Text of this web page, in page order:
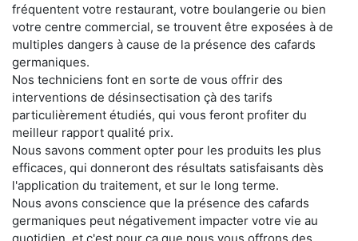
fréquentent votre restaurant, votre boulangerie ou bien
votre centre commercial, se trouvent être exposées à de
multiples dangers à cause de la présence des cafards
germaniques.
Nos techniciens font en sorte de vous offrir des
interventions de désinsectisation çà des tarifs
particulièrement étudiés, qui vous feront profiter du
meilleur rapport qualité prix.
Nous savons comment opter pour les produits les plus
efficaces, qui donneront des résultats satisfaisants dès
l'application du traitement, et sur le long terme.
Nous avons conscience que la présence des cafards
germaniques peut négativement impacter votre vie au
quotidien, et c'est pour ça que nous vous offrons des